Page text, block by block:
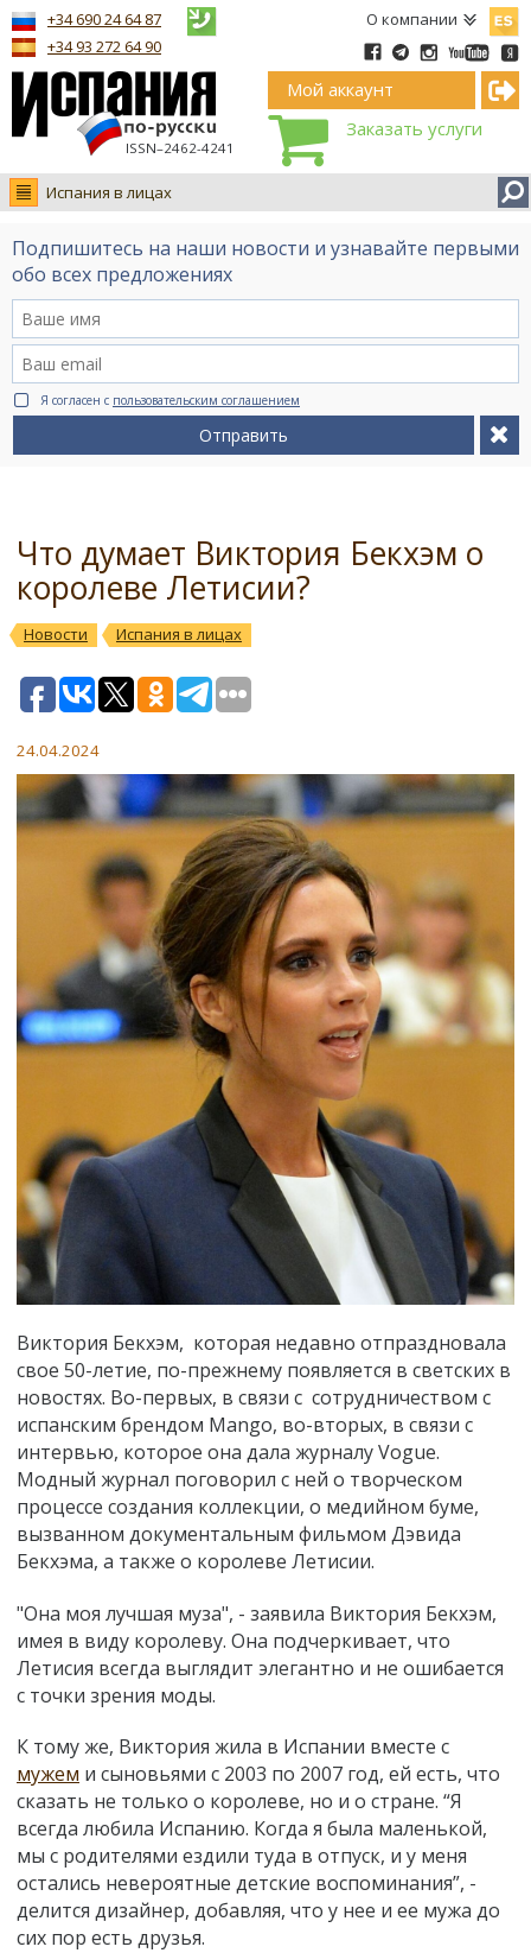
О компании
ISSN–2462-4241
+34 690 24 64 87
+34 93 272 64 90
Мой аккаунт
Заказать услуги
Испания в лицах
Новости
Интервью
Видео Ruso.TV
BCN life
Сервис на немецком
Подпишитесь на наши новости и узнавайте первыми
обо всех предложениях
Я согласен с пользовательским соглашением
Отправить
Что думает Виктория Бекхэм о
королеве Летисии?
Новости Испания в лицах
24.04.2024
Виктория Бекхэм, которая недавно отпраздновала
свое 50-летие, по-прежнему появляется в светских в
новостях. Во-первых, в связи с сотрудничеством с
испанским брендом Mango, во-вторых, в связи с
интервью, которое она дала журналу Vogue.
Модный журнал поговорил с ней о творческом
процессе создания коллекции, о медийном буме,
вызванном документальным фильмом Дэвида
Бекхэма, а также о королеве Летисии.
"Она моя лучшая муза", - заявила Виктория Бекхэм,
имея в виду королеву. Она подчеркивает, что
Летисия всегда выглядит элегантно и не ошибается
с точки зрения моды.
К тому же, Виктория жила в Испании вместе с
мужем и сыновьями с 2003 по 2007 год, ей есть, что
сказать не только о королеве, но и о стране. “Я
всегда любила Испанию. Когда я была маленькой,
мы с родителями ездили туда в отпуск, и у меня
остались невероятные детские воспоминания”, -
делится дизайнер, добавляя, что у нее и ее мужа до
сих пор есть друзья.